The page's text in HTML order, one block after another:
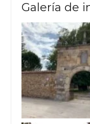
Galería de